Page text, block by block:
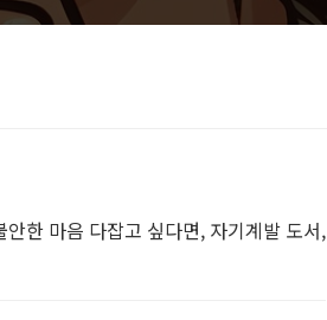
한 마음 다잡고 싶다면, 자기계발 도서,